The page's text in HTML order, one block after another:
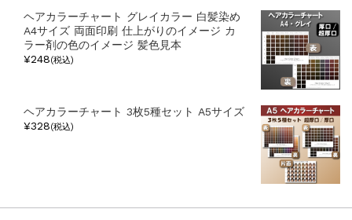
ヘアカラーチャート グレイカラー 白髪染め
A4サイズ 両面印刷 仕上がりのイメージ カ
ラー剤の色のイメージ 髪色見本
¥248(税込)
ヘアカラーチャート 3枚5種セット A5サイズ
¥328(税込)